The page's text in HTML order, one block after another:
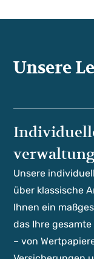
Unsere
Unsere
über klassische
Ihnen ein
das Ihre
– von